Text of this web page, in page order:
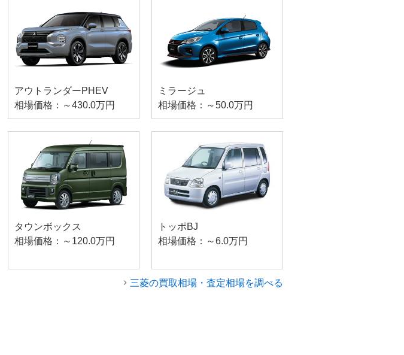
アウトランダーPHEV
相場価格：～430.0万円
ミラージュ
相場価格：～50.0万円
タウンボックス
相場価格：～120.0万円
トッポBJ
相場価格：～6.0万円
三菱の買取相場・査定相場を調べる